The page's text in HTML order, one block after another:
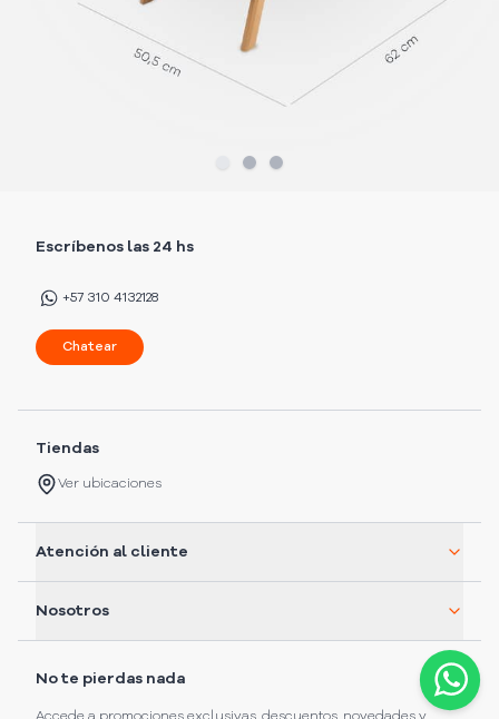
Slide 1
SlideSlide
Escríbenos las 24 hs
+57 310 4132128
Chatear
Tiendas
Ver ubicaciones
Atención al cliente
Nosotros
No te pierdas nada